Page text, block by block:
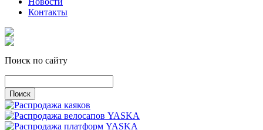
Контакты
Поиск по сайту